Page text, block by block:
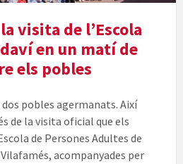
visita de l’Escola
en un matí de
els pobles
pobles agermanats. Així
de la visita oficial que els
de Persones Adultes de
acompanyades per